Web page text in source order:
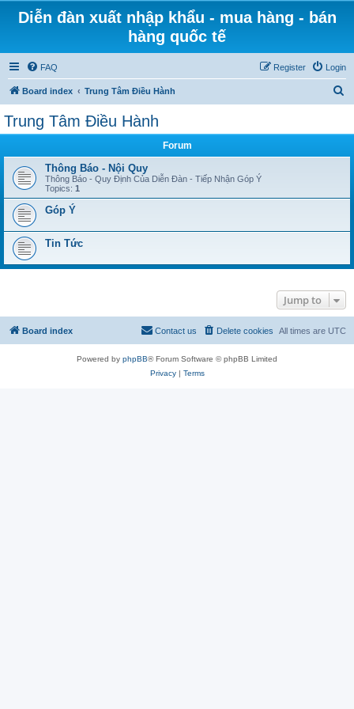
Diễn đàn xuất nhập khẩu - mua hàng - bán
hàng quốc tế
FAQ Login
Register
Board index Trung Tâm Điều Hành
Trung Tâm Điều Hành
Forum
Thông Báo - Nội Quy
Thông Báo - Quy Định Của Diễn Đàn - Tiếp Nhận Góp Ý
Topics: 1
Góp Ý
Tin Tức
Jump to
Board index All times are UTC
Delete cookies
Contact us
Powered by phpBB® Forum Software © phpBB Limited
Privacy| Terms